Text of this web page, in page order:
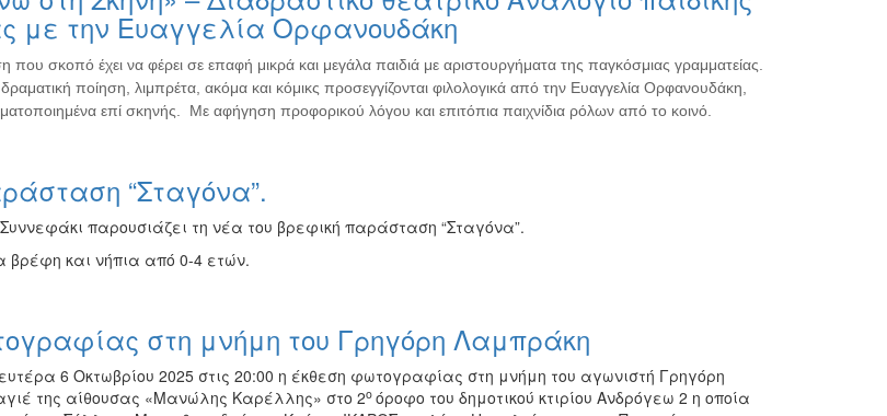
με την Ευαγγελία Ορφανουδάκη
που σκοπό έχει να φέρει σε επαφή μικρά και μεγάλα παιδιά με αριστουργήματα της παγκόσμιας γραμματείας.
ποίηση, λιμπρέτα, ακόμα και κόμικς προσεγγίζονται φιλολογικά από την Ευαγγελία Ορφανουδάκη,
επί σκηνής. Με αφήγηση προφορικού λόγου και επιτόπια παιχνίδια ρόλων από το κοινό.
“Σταγόνα”.
παρουσιάζει τη νέα του βρεφική παράσταση “Σταγόνα”.
και νήπια από 0-4 ετών.
στη μνήμη του Γρηγόρη Λαμπράκη
6 Οκτωβρίου 2025 στις 20:00 η έκθεση φωτογραφίας στη μνήμη του αγωνιστή Γρηγόρη
της αίθουσας «Μανώλης Καρέλλης» στο 2ο όροφο του δημοτικού κτιρίου Ανδρόγεω 2 η οποία